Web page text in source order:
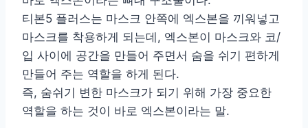
티본5 플러스는 마스크 안쪽에 엑스본을 끼워넣고
마스크를 착용하게 되는데, 엑스본이 마스크와 코/
입 사이에 공간을 만들어 주면서 숨을 쉬기 편하게
만들어 주는 역할을 하게 된다.
즉, 숨쉬기 변한 마스크가 되기 위해 가장 중요한
역할을 하는 것이 바로 엑스본이라는 말.